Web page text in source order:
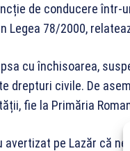
de conducere într-
Legea 78/2000,
cu închisoarea,
drepturi civile. De
fie la Primăria
pe Lazăr că